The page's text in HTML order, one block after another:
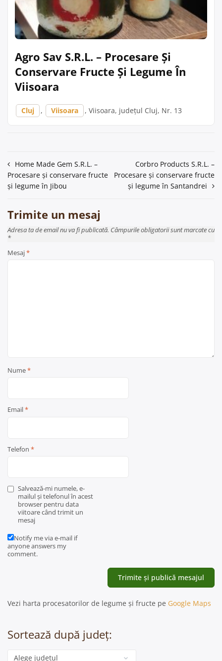
Agro Sav S.R.L. – Procesare Și
Conservare Fructe Și Legume În
Viisoara
Cluj , Viisoara , Viisoara, județul Cluj, Nr. 13
Navigare
în
Home Made Gem S.R.L. –
Procesare și conservare fructe
și legume în Jibou
Corbro Products S.R.L. –
Procesare și conservare fructe
și legume în Santandrei
Trimite un mesaj
Adresa ta de email nu va fi publicată. Câmpurile obligatorii sunt marcate cu
*
Mesaj*
Nume*
Email*
Telefon *
Salvează-mi numele, e-
mailul și telefonul în acest
browser pentru data
viitoare când trimit un
mesaj
Notify me via e-mail if
anyone answers my
comment.
Vezi harta procesatorilor de legume și fructe pe Google Maps
Sortează după județ:
Categorie